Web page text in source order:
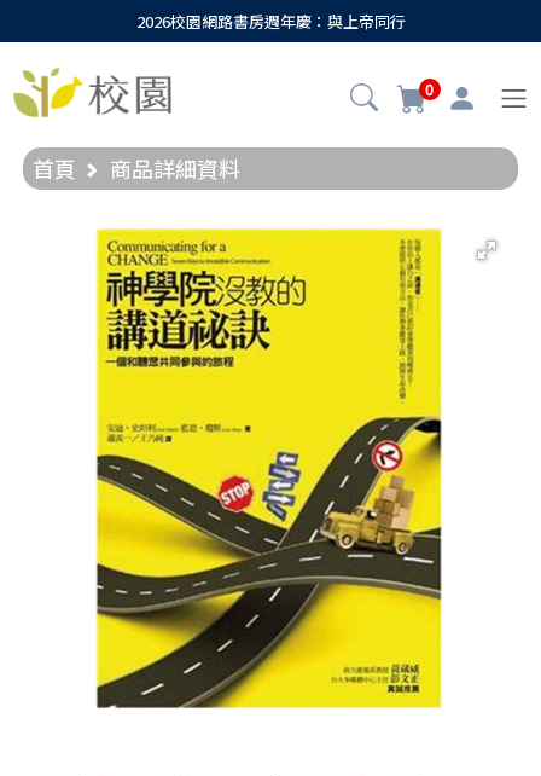
2026校園網路書房週年慶：與上帝同行
0
首頁 商品詳細資料